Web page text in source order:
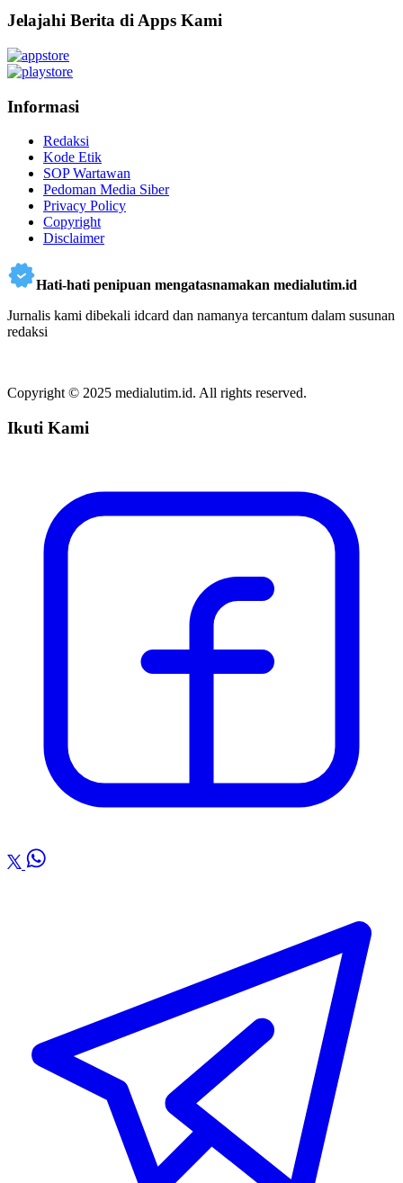
Jelajahi Berita di Apps Kami
Informasi
Redaksi
Kode Etik
SOP Wartawan
Pedoman Media Siber
Privacy Policy
Copyright
Disclaimer
Hati-hati penipuan mengatasnamakan medialutim.id
Jurnalis kami dibekali idcard dan namanya tercantum dalam susunan
redaksi
Copyright © 2025 medialutim.id. All rights reserved.
Ikuti Kami